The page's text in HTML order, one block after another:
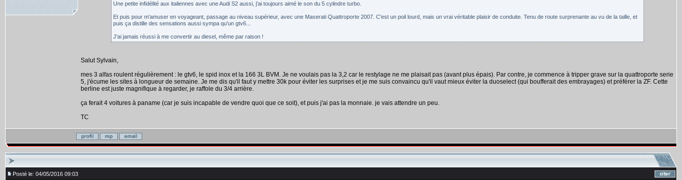
Une petite infidélité aux italiennes avec une Audi S2 aussi, j'ai toujours aimé le son du 5 cylindre turbo.
Et puis pour m'amuser en voyageant, passage au niveau supérieur, avec une Maserati Quattroporte 2007. C'est un poil lourd, mais un vrai véritable plaisir de conduite. Tenu de route surprenante au vu de la taille, et
puis ça distille des sensations aussi sympa qu'un gtv6...
J'ai jamais réussi à me convertir au diesel, même par raison !
Salut Sylvain,
mes 3 alfas roulent régulièrement : le gtv6, le spid inox et la 166 3L BVM. Je ne voulais pas la 3,2 car le restylage ne me plaisait pas (avant plus épais). Par contre, je commence à tripper grave sur la quattroporte serie
5, j'écume les sites à longueur de semaine. Je me dis qu'il faut y mettre 30k pour éviter les surprises et je me suis convaincu qu'il vaut mieux éviter la duoselect (qui boufferait des embrayages) et préférer la ZF. Cette
berline est juste magnifique à regarder, je raffole du 3/4 arrière.
ça ferait 4 voitures à paname (car je suis incapable de vendre quoi que ce soit), et puis j'ai pas la monnaie. je vais attendre un peu.
TC
Posté le: 04/05/2016 09:03